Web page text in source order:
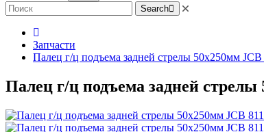
Search
Запчасти
Палец г/ц подъема задней стрелы 50х250мм JCB
Палец г/ц подъема задней стрелы